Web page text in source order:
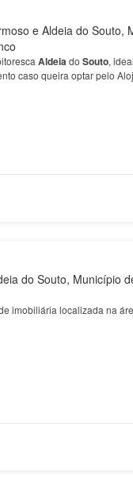
e Aldeia do Souto,
Aldeiado Souto,
caso queira optar pelo
do Souto, Município
imobiliária localizada na